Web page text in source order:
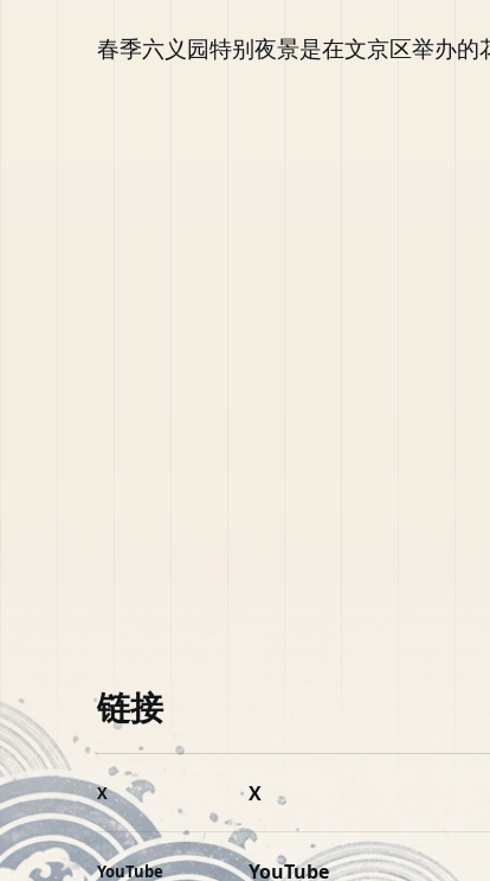
春季六义园特别夜景是在文京区举办的
链接
X X
YouTube YouTube